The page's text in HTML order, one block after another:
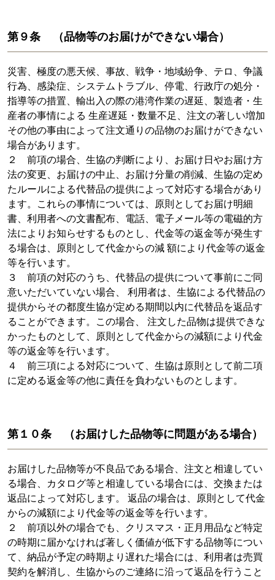
第９条 （品物等のお届けができない場合）
災害、極度の悪天候、事故、戦争・地域紛争、テロ、争議
行為、感染症、システムトラブル、停電、行政庁の処分・
指導等の措置、輸出入の際の港湾作業の遅延、製造者・生
産者の事情による 生産遅延・数量不足、注文の著しい増加
その他の事由によって注文通りの品物のお届けができない
場合があります。
２ 前項の場合、生協の判断により、お届け日やお届け方
法の変更、お届けの中止、お届け分量の削減、生協の定め
たルールによる代替品の提供によって対応する場合があり
ます。これらの事情については、原則としてお届け明細
書、利用者への文書配布、電話、電子メール等の電磁的方
法によりお知らせするものとし、代金等の返金等が発生す
る場合は、原則として代金からの減 額により代金等の返金
等を行います。
３ 前項の対応のうち、代替品の提供について事前にご同
意いただいていない場合、 利用者は、生協による代替品の
提供からその都度生協が定める期間以内に代替品を返品す
ることができます。この場合、 注文した品物は提供できな
かったものとして、原則として代金からの減額により代金
等の返金等を行います。
４ 前三項による対応について、生協は原則として前二項
に定める返金等の他に責任を負わないものとします。
第１０条 （お届けした品物等に問題がある場合）
お届けした品物等が不良品である場合、注文と相違してい
る場合、カタログ等と相違している場合には、交換または
返品によって対応します。 返品の場合は、原則として代金
からの減額により代金等の返金等を行います。
２ 前項以外の場合でも、クリスマス・正月用品など特定
の時期に届かなければ著しく価値が低下する品物等につい
て、納品が予定の時期より遅れた場合には、利用者は売買
契約を解消し、生協からのご連絡に沿って返品を行うこと